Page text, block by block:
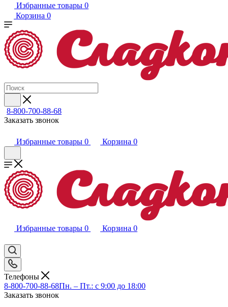
Избранные товары 0
Корзина 0
8-800-700-88-68
Заказать звонок
Избранные товары 0 Корзина 0
Избранные товары 0 Корзина 0
Телефоны
8-800-700-88-68Пн. – Пт.: с 9:00 до 18:00
Заказать звонок